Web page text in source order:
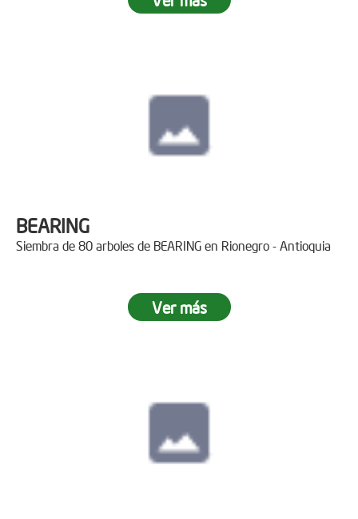
BEARING
Siembra de 80 arboles de BEARING en Rionegro - Antioquia
Ver más